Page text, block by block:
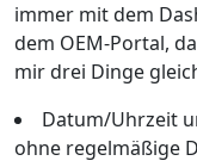
immer mit dem
dem OEM-Portal,
mir drei Dinge
Datum/Uhrzeit
ohne regelmäßige